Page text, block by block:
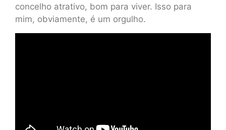
concelho atrativo, bom para viver. Isso para
mim, obviamente, é um orgulho.